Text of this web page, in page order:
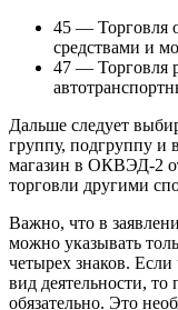
45 — Торговля
средствами и
47 — Торговля
Дальше следует
группу, подгруппу и
магазин в ОКВЭД-2
торговли другими
Важно, что в
можно указывать
четырех знаков. Если
вид деятельности,
обязательно. Это